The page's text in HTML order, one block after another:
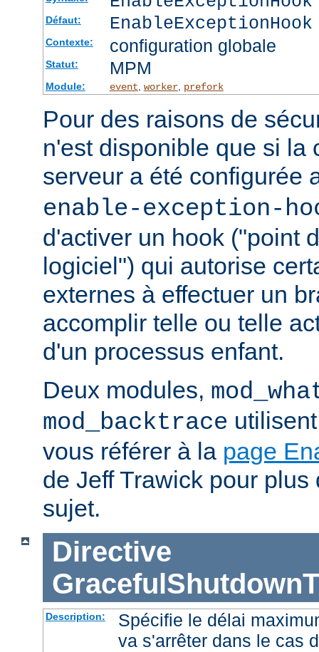
Défaut:
Contexte: configuration globale
Statut: MPM
Module: event worker, prefork
Pour des raisons de
n'est disponible que si la
serveur a été configurée
enable-exception-
d'activer un hook ("point
logiciel") qui autorise
externes à effectuer un
accomplir telle ou telle
d'un processus enfant.
Deux modules,
mod_backtrace
vous référer à la page
de Jeff Trawick pour
sujet.
Directive
Description:
Spécifie le délai
va s'arrêter dans le cas